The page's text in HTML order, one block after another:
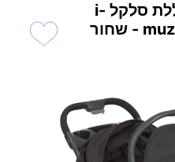
עגלת תינוק מלידה כוללת סלקל i-
muze™‎ lx Travel System - שחור